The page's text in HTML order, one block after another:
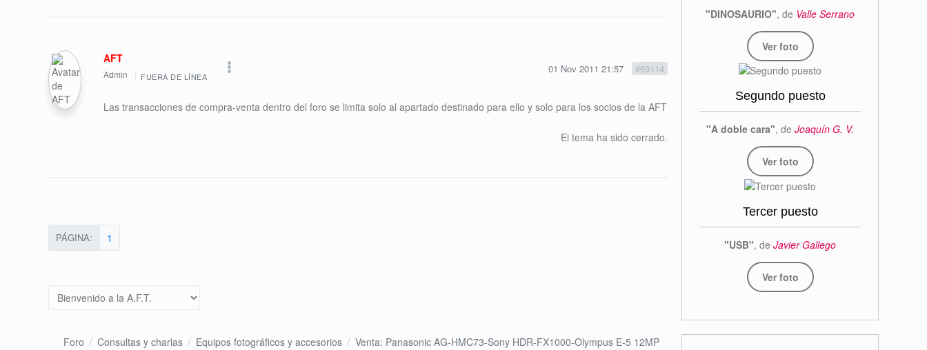
01 Nov 2011 21:57 #69114
AFT
Admin FUERA DE LÍNEA
Las transacciones de compra-venta dentro del foro se limita solo al apartado destinado para ello y solo para los socios de la AFT
El tema ha sido cerrado.
PÁGINA: 1
Foro Consultas y charlas Equipos fotográficos y accesorios
Venta: Panasonic AG-HMC73-Sony HDR-FX1000-Olympus E-5 12MP
"DINOSAURIO", de Valle Serrano
Ver foto
Segundo puesto
"A doble cara", de Joaquín G. V.
Ver foto
Tercer puesto
"USB", de Javier Gallego
Ver foto